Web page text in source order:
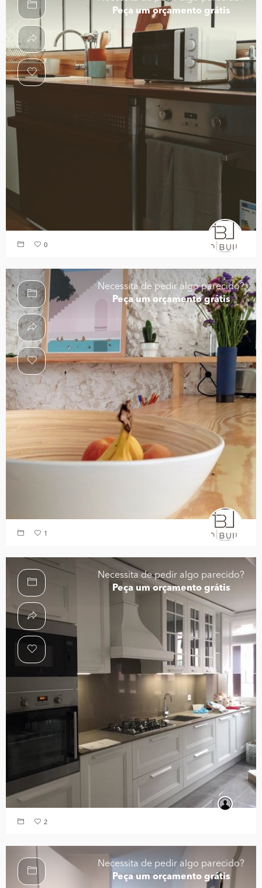
Peça um orçamento grátis
0
Necessita de pedir algo parecido?
Peça um orçamento grátis
1
Necessita de pedir algo parecido?
Peça um orçamento grátis
2
Necessita de pedir algo parecido?
Peça um orçamento grátis